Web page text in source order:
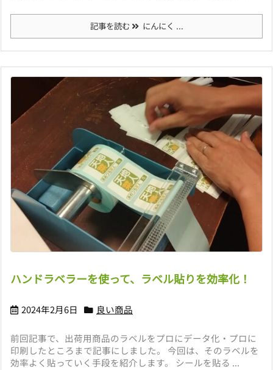
記事を読む にんにく ...
ハンドラベラーを使って、ラベル貼りを効率化！
2024年2月6日 良い商品
前回記事で、出荷用商品のラベルをプロにデータ化・プロに
印刷したところまで記事にしました。 今回は、そのラベルを
効率よく貼っていく手段を紹介します。 シールを貼る ...